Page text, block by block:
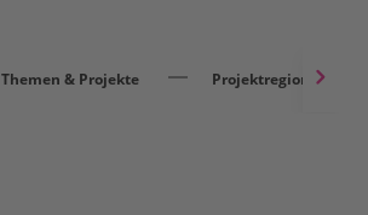
Themen & Projekte Projektregionen